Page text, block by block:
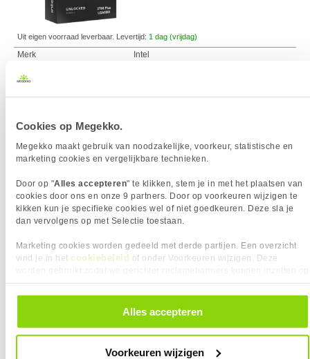
Cookies op Megekko.
Megekko maakt gebruik van noodzakelijke, voorkeur, statistische en
marketing cookies en vergelijkbare technieken.
Door op "Alles accepteren" te klikken, stem je in met het plaatsen van
cookies door ons en onze 9 partners. Door op voorkeuren wijzigen te
kikken kun je specifieke cookies wel of niet goedkeuren. Deze sla je
dan vervolgens op met Selectie toestaan.
Marketing cookies worden gedeeld met derde partijen. Een overzicht
vind je in het cookiebeleid of onder Voorkeuren wijzigen. Deze
alle cookies. Je kunt je gegeven toestemming altijd intrekken, dit doe je
door in de footer van onze website te klikken op ‘Cookievoorkeuren’
Alles accepteren
Voorkeuren wijzigen
Uit eigen voorraad leverbaar. Levertijd: 1 dag (vrijdag)
Merk
Intel
Processor Serie
Socket
1851
Processor Snelheid
Kloksnelheid Turbo
5.50 GHz
AI Ready
Inclusief koeler
569,-